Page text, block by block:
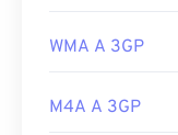
WMA A 3GP
M4A A 3GP